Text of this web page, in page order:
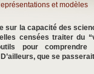
et modèles
sur la capacité des
censées traiter du
pour
que se